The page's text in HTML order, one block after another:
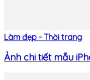
Làm đẹp - Thời trang
Ảnh chi tiết mẫu